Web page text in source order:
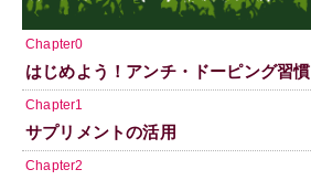
Chapter0
はじめよう！アンチ・ドーピング習慣
Chapter1
サプリメントの活用
Chapter2